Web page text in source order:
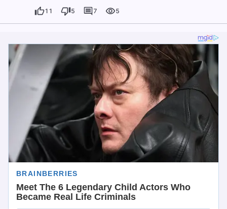
11 5 7 5